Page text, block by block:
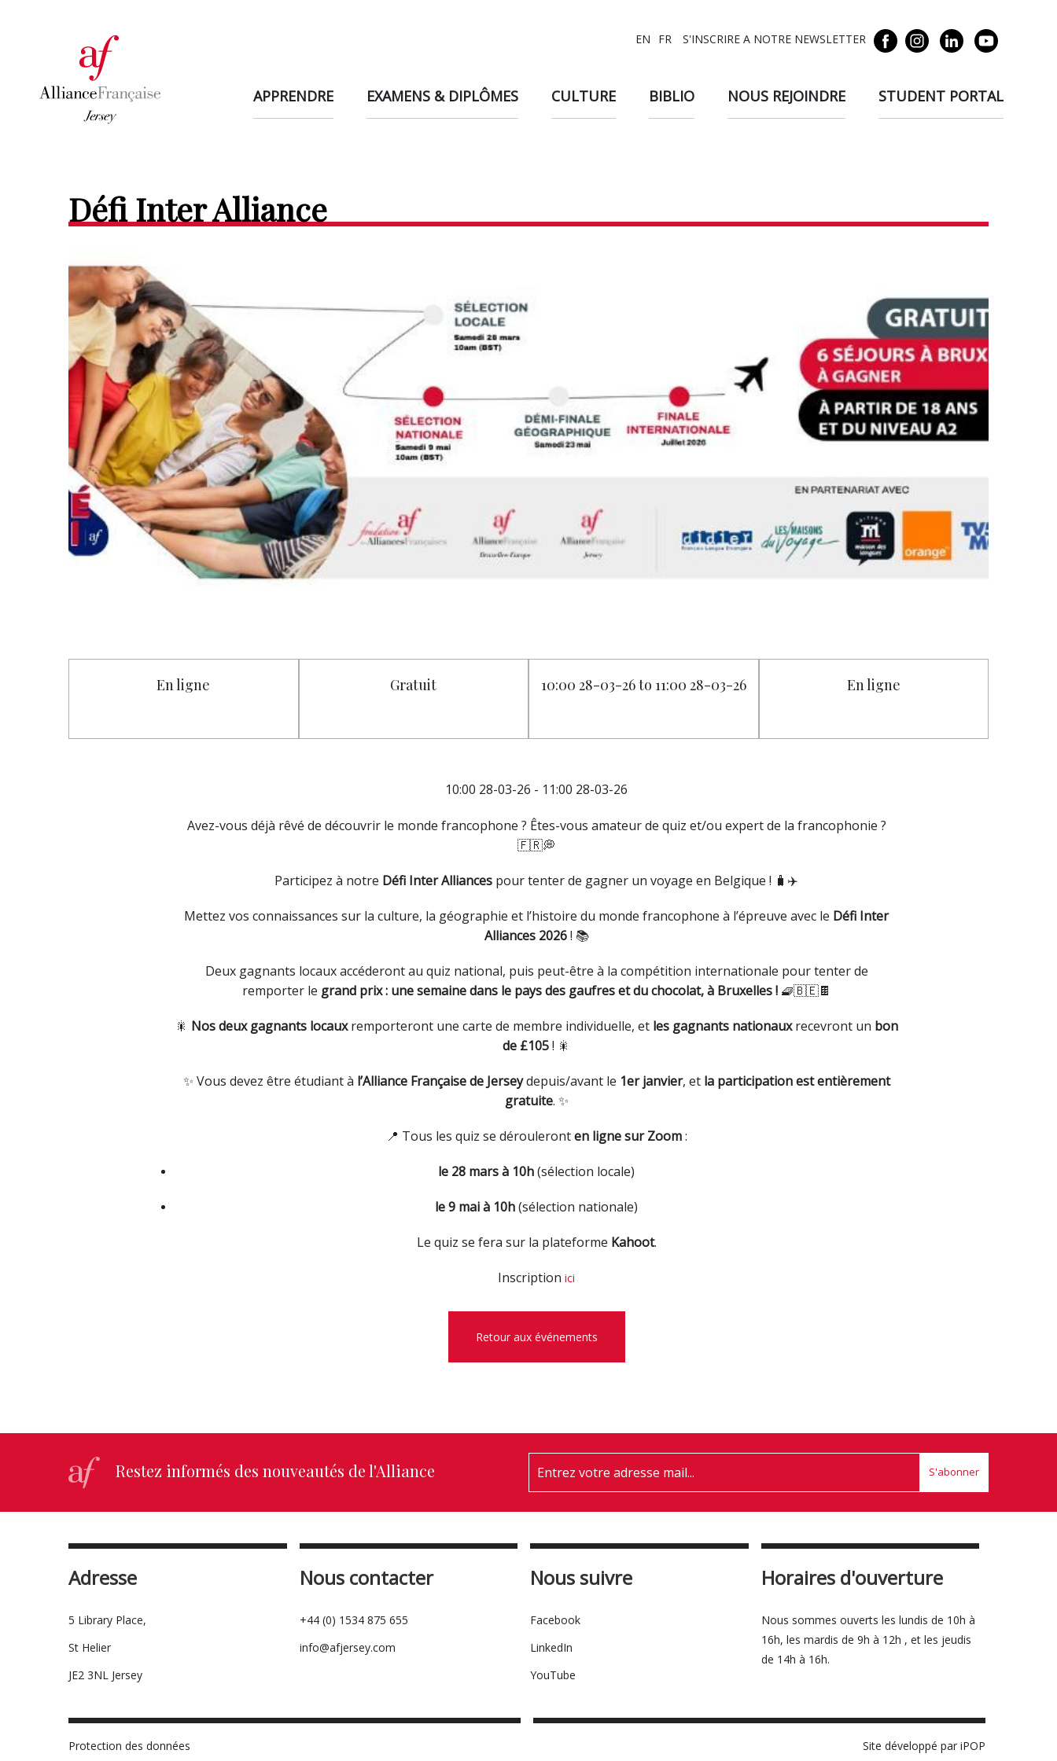
EN FR S'INSCRIRE A NOTRE NEWSLETTER
APPRENDRE EXAMENS & DIPLÔMES CULTURE BIBLIO NOUS REJOINDRE STUDENT PORTAL
Défi Inter Alliance
En ligne Gratuit 10:00 28-03-26 to 11:00 28-03-26 En ligne
10:00 28-03-26 - 11:00 28-03-26
Avez-vous déjà rêvé de découvrir le monde francophone ? Êtes-vous amateur de quiz et/ou expert de la francophonie ?
🇫🇷💭
Participez à notre Défi Inter Alliances pour tenter de gagner un voyage en Belgique ! 🧳✈️
Mettez vos connaissances sur la culture, la géographie et l’histoire du monde francophone à l’épreuve avec le Défi Inter
Alliances 2026! 📚
Deux gagnants locaux accéderont au quiz national, puis peut-être à la compétition internationale pour tenter de
remporter le grand prix : une semaine dans le pays des gaufres et du chocolat, à Bruxelles !🧇🇧🇪🍫
🎇 Nos deux gagnants locauxremporteront une carte de membre individuelle, et les gagnants nationauxrecevront un bon
de £105! 🎇
✨ Vous devez être étudiant à l’Alliance Française de Jerseydepuis/avant le 1er janvier, et la participation est entièrement
gratuite. ✨
📍 Tous les quiz se dérouleronten ligne sur Zoom:
le 28 mars à 10h(sélection locale)
le 9 mai à 10h(sélection nationale)
Le quiz se fera sur la plateforme Kahoot.
Inscription ici
Retour aux événements
Restez informés des nouveautés de l'Alliance S'abonner
Adresse
5 Library Place,
St Helier
JE2 3NL Jersey
Nous contacter
+44 (0) 1534 875 655
info@afjersey.com
Nous suivre
Facebook
LinkedIn
YouTube
Horaires d'ouverture
Nous sommes ouverts les lundis de 10h à
16h, les mardis de 9h à 12h , et les jeudis
de 14h à 16h.
Protection des données Site développé par iPOP